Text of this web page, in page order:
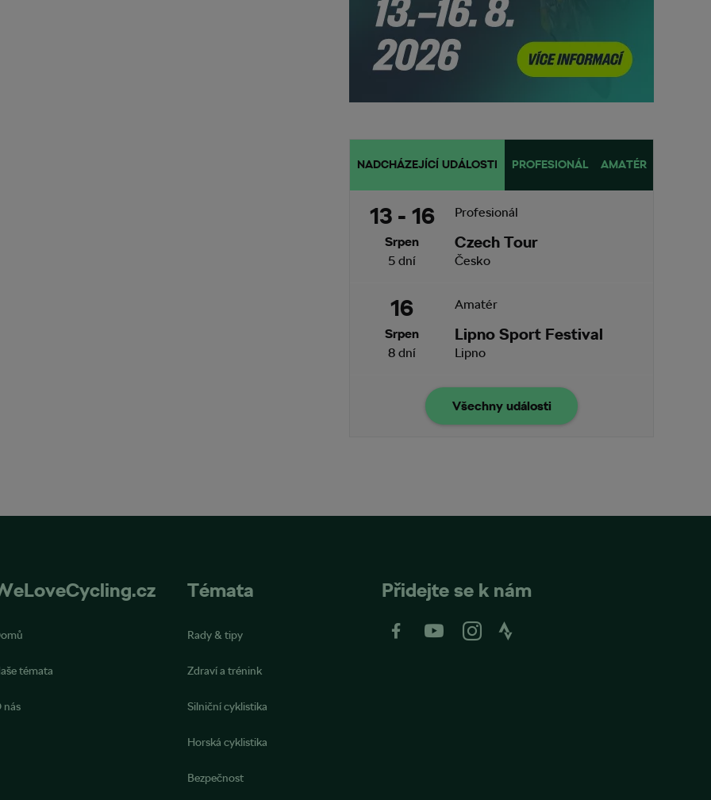
NADCHÁZEJÍCÍ UDÁLOSTI PROFESIONÁL AMATÉR
13 - 16
Srpen
5 dní
Profesionál
Czech Tour
Česko
16
Srpen
8 dní
Amatér
Lipno Sport Festival
Lipno
Všechny události
témata
nás
Témata
Rady & tipy
Zdraví a trénink
Silniční cyklistika
Horská cyklistika
Bezpečnost
Přidejte se k nám